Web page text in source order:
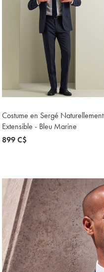
Costume en Sergé Naturellement
Extensible - Bleu Marine
now
899 C$